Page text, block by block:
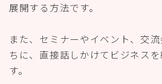
展開する方法です。
また、セミナーやイベント、交
ちに、直接話しかけてビジネス
す。